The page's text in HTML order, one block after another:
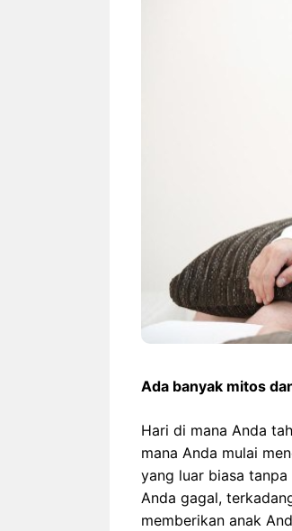
Ada banyak mitos
Hari di mana Anda
mana Anda mulai
yang luar biasa
Anda gagal,
memberikan anak